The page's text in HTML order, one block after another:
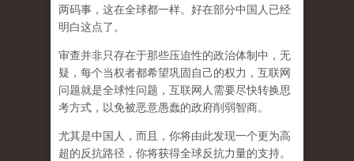
两码事，这在全球都一样。好在部分中国人已经
明白这点了。
审查并非只存在于那些压迫性的政治体制中，无
疑，每个当权者都希望巩固自己的权力，互联网
问题就是全球性问题，互联网人需要尽快转换思
考方式，以免被恶意愚蠢的政府削弱智商。
尤其是中国人，而且，你将由此发现一个更为高
超的反抗路径，你将获得全球反抗力量的支持。